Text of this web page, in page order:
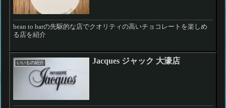
bean to barの先駆的な店でクオリティの高いチョコレートを楽しめ
る店を紹介
いいもの紹介 Jacques ジャック 大濠店